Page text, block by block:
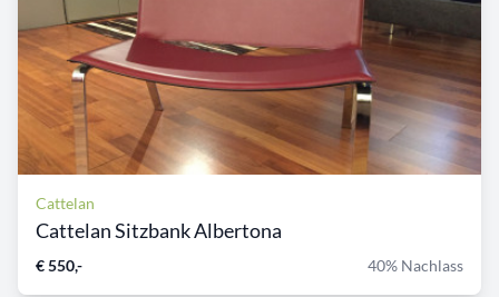
Cattelan
Cattelan Sitzbank Albertona
€ 550,- 40% Nachlass